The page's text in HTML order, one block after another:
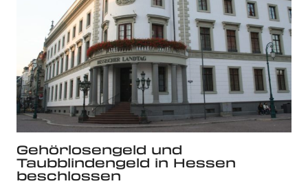
Gehörlosengeld und
Taubblindengeld in Hessen
beschlossen